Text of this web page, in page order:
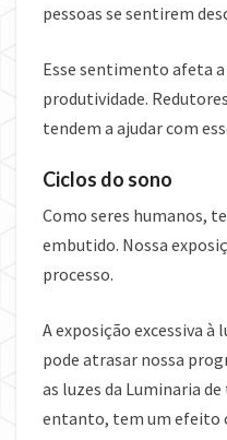
pessoas se sentirem
Esse sentimento afeta
produtividade.
tendem a ajudar com
Ciclos do sono
Como seres humanos,
embutido. Nossa
processo.
A exposição excessiva
pode atrasar nossa
as luzes da Luminaria
entanto, tem um efeito